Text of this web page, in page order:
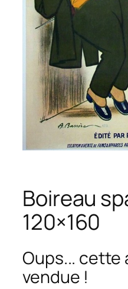
Boireau
120×160
Oups...
vendue !